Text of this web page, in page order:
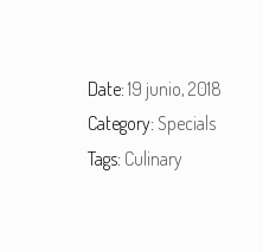
Date: 19 junio, 2018
Category: Specials
Tags: Culinary